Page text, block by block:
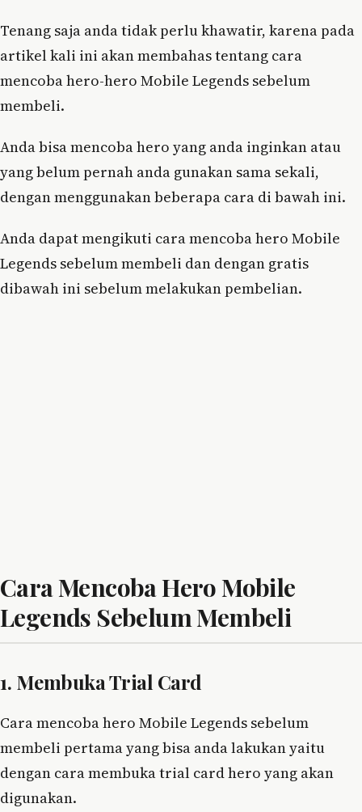
Tenang saja anda tidak perlu khawatir, karena pada
artikel kali ini akan membahas tentang cara
mencoba hero-hero Mobile Legends sebelum
membeli.
Anda bisa mencoba hero yang anda inginkan atau
yang belum pernah anda gunakan sama sekali,
dengan menggunakan beberapa cara di bawah ini.
Anda dapat mengikuti cara mencoba hero Mobile
Legends sebelum membeli dan dengan gratis
dibawah ini sebelum melakukan pembelian.
Cara Mencoba Hero Mobile
Legends Sebelum Membeli
1. Membuka Trial Card
Cara mencoba hero Mobile Legends sebelum
membeli pertama yang bisa anda lakukan yaitu
dengan cara membuka trial card hero yang akan
digunakan.